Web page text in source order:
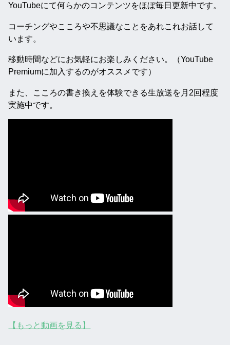
YouTubeにて何らかのコンテンツをほぼ毎日更新中です。
コーチングやこころや不思議なことをあれこれお話して
います。
移動時間などにお気軽にお楽しみください。（YouTube
Premiumに加入するのがオススメです）
また、こころの書き換えを体験できる生放送を月2回程度
実施中です。
【もっと動画を見る】